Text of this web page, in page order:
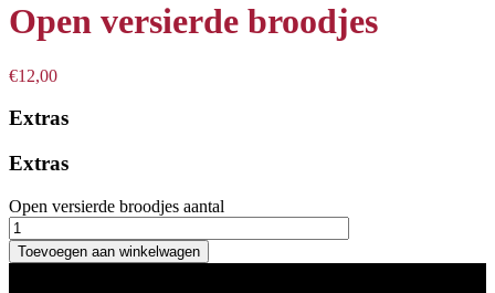
Open versierde broodjes
€12,00
Extras
Extras
Open versierde broodjes aantal
Toevoegen aan winkelwagen